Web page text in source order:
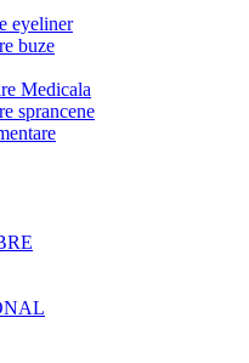
eyeliner
buze
Medicala
sprancene